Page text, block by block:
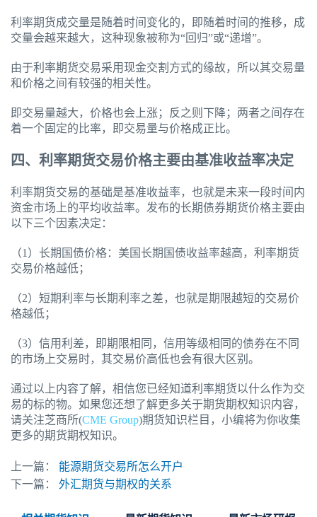
利率期货成交量是随着时间变化的，即随着时间的推移，成
交量会越来越大，这种现象被称为“回归”或“递增”。
由于利率期货交易采用现金交割方式的缘故，所以其交易量
和价格之间有较强的相关性。
即交易量越大，价格也会上涨；反之则下降；两者之间存在
着一个固定的比率，即交易量与价格成正比。
四、利率期货交易价格主要由基准收益率决定
利率期货交易的基础是基准收益率，也就是未来一段时间内
资金市场上的平均收益率。发布的长期债券期货价格主要由
以下三个因素决定：
（1）长期国债价格：美国长期国债收益率越高，利率期货
交易价格越低；
（2）短期利率与长期利率之差，也就是期限越短的交易价
格越低；
（3）信用利差，即期限相同，信用等级相同的债券在不同
的市场上交易时，其交易价高低也会有很大区别。
通过以上内容了解，相信您已经知道利率期货以什么作为交
易的标的物。如果您还想了解更多关于期货期权知识内容，
请关注芝商所(CME Group)期货知识栏目，小编将为你收集
更多的期货期权知识。
上一篇：
能源期货交易所怎么开户
下一篇：
外汇期货与期权的关系